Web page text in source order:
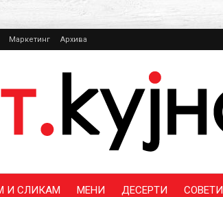
Маркетинг Архива
И СЛИКАМ МЕНИ ДЕСЕРТИ СОВЕТИ